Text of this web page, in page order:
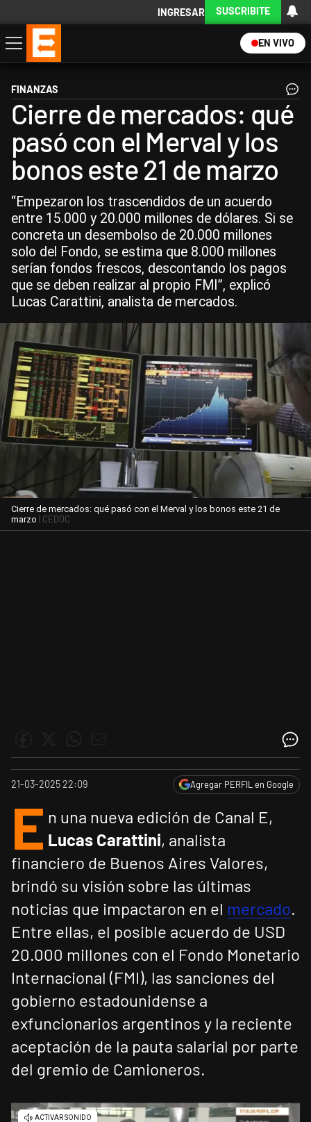
INGRESAR SUSCRIBITE
EN VIVO
Economía
Política
Internacional
Actualidad
Descargá la App
FINANZAS
Cierre de mercados: qué
pasó con el Merval y los
bonos este 21 de marzo
“Empezaron los trascendidos de un acuerdo
entre 15.000 y 20.000 millones de dólares. Si se
concreta un desembolso de 20.000 millones
solo del Fondo, se estima que 8.000 millones
serían fondos frescos, descontando los pagos
que se deben realizar al propio FMI”, explicó
Lucas Carattini, analista de mercados.
Cierre de mercados: qué pasó con el Merval y los bonos este 21 de
marzo | CEDOC
21-03-2025 22:09 Agregar PERFIL en Google
E n una nueva edición de Canal E,
Lucas Carattini, analista
financiero de Buenos Aires Valores,
brindó su visión sobre las últimas
noticias que impactaron en el mercado.
Entre ellas, el posible acuerdo de USD
20.000 millones con el Fondo Monetario
Internacional (FMI), las sanciones del
gobierno estadounidense a
exfuncionarios argentinos y la reciente
aceptación de la pauta salarial por parte
del gremio de Camioneros.